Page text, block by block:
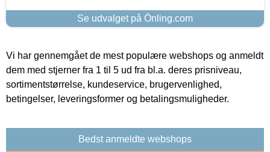
Se udvalget på Önling.com
Vi har gennemgået de mest populære webshops og anmeldt
dem med stjerner fra 1 til 5 ud fra bl.a. deres prisniveau,
sortimentstørrelse, kundeservice, brugervenlighed,
betingelser, leveringsformer og betalingsmuligheder.
Bedst anmeldte webshops